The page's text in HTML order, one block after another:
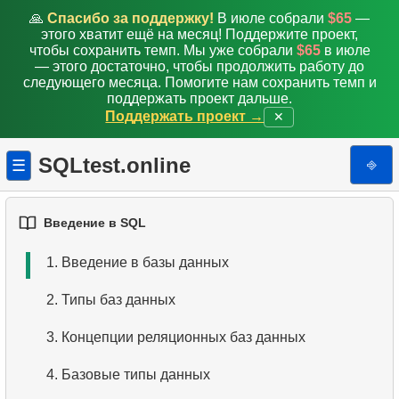
🙏 Спасибо за поддержку! В июле собрали $65 —
этого хватит ещё на месяц! Поддержите проект,
чтобы сохранить темп. Мы уже собрали $65в июле
— этого достаточно, чтобы продолжить работу до
следующего месяца. Помогите нам сохранить темп и
поддержать проект дальше.
Поддержать проект →
✕
☰ SQLtest.online ⎆
Введение в SQL
1. Введение в базы данных
2. Типы баз данных
3. Концепции реляционных баз данных
4. Базовые типы данных